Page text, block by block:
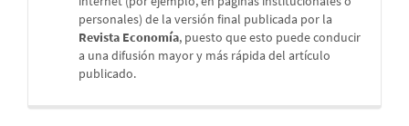
personales) de la versión final publicada por la
Revista Economía, puesto que esto puede conducir
a una difusión mayor y más rápida del artículo
publicado.